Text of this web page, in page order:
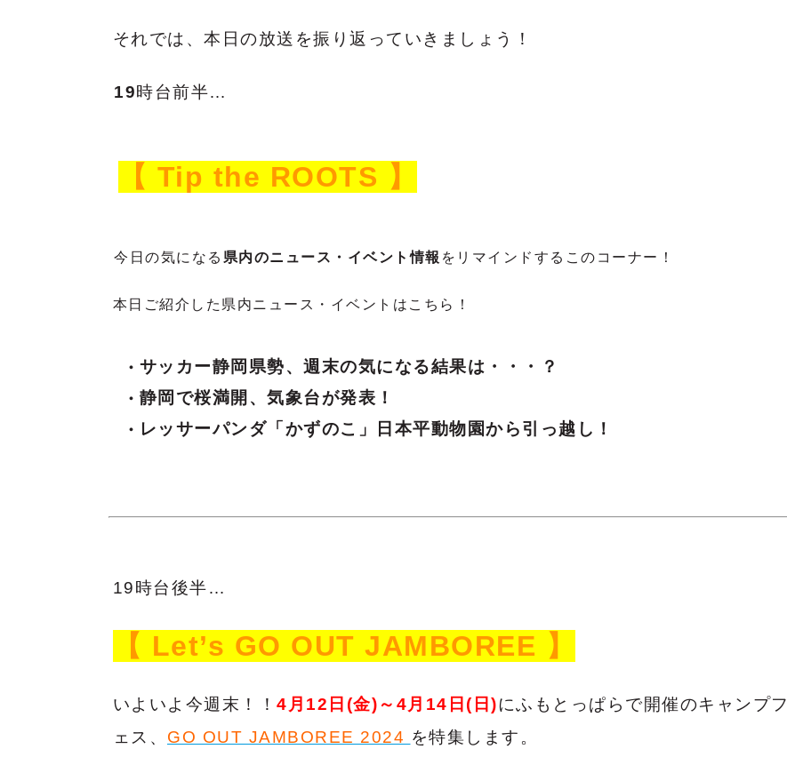
それでは、本日の放送を振り返っていきましょう！
19時台前半…
【 Tip the ROOTS 】
今日の気になる 県内のニュース・イベント情報 をリマインドするこのコーナー！
本日ご紹介した県内ニュース・イベントはこちら！
サッカー静岡県勢、週末の気になる結果は・・・？
静岡で桜満開、気象台が発表！
レッサーパンダ「かずのこ」日本平動物園から引っ越し！
19時台後半…
【 Let’s GO OUT JAMBOREE 】
いよいよ今週末！！ 4月12日(金)～4月14日(日)にふもとっぱらで開催のキャンプフ
ェス、 GO OUT JAMBOREE 2024 を特集します。